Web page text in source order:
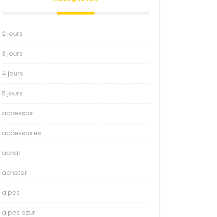
2 jours
3 jours
4 jours
5 jours
accessoir
accessoires
achat
acheter
alpes
alpes azur